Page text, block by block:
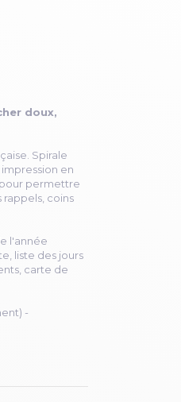
doux,
Spirale
en
permettre
coins
l'année
liste des jours
carte de
-